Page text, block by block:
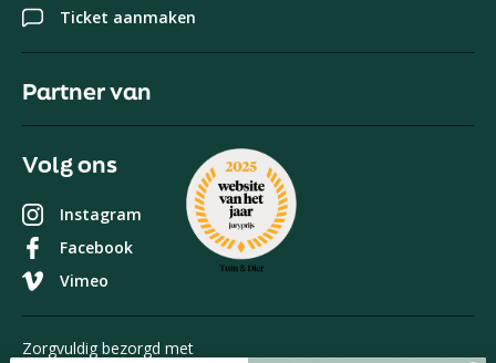
Volg ons
Instagram
Facebook
Vimeo
Ticket aanmaken
Partner van
Zorgvuldig bezorgd met